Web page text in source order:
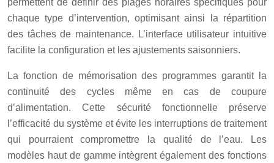
chaque type d’intervention, optimisant ainsi la répartition
des tâches de maintenance. L’interface utilisateur intuitive
facilite la configuration et les ajustements saisonniers.
La fonction de mémorisation des programmes garantit la
continuité des cycles même en cas de coupure
d’alimentation. Cette sécurité fonctionnelle préserve
l’efficacité du système et évite les interruptions de traitement
qui pourraient compromettre la qualité de l’eau. Les
modèles haut de gamme intègrent également des fonctions